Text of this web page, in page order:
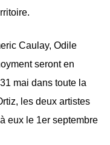
Caulay, Odile
seront en
mai dans toute la
les deux artistes
eux le 1er septembre